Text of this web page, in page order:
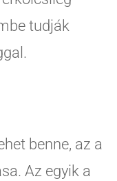
tudják
benne, az a
Az egyik a